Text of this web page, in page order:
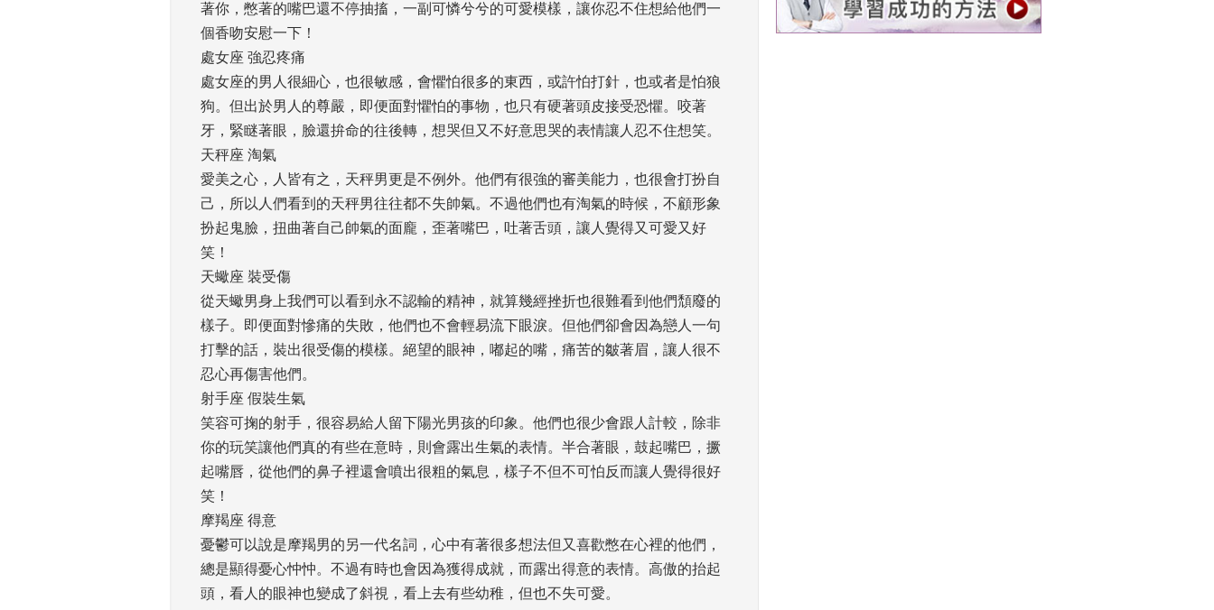
著你，憋著的嘴巴還不停抽搐，一副可憐兮兮的可愛模樣，讓你忍不住想給他們一
個香吻安慰一下！
處女座 強忍疼痛
處女座的男人很細心，也很敏感，會懼怕很多的東西，或許怕打針，也或者是怕狼
狗。但出於男人的尊嚴，即便面對懼怕的事物，也只有硬著頭皮接受恐懼。咬著
牙，緊瞇著眼，臉還拚命的往後轉，想哭但又不好意思哭的表情讓人忍不住想笑。
天秤座 淘氣
愛美之心，人皆有之，天秤男更是不例外。他們有很強的審美能力，也很會打扮自
己，所以人們看到的天秤男往往都不失帥氣。不過他們也有淘氣的時候，不顧形象
扮起鬼臉，扭曲著自己帥氣的面龐，歪著嘴巴，吐著舌頭，讓人覺得又可愛又好
笑！
天蠍座 裝受傷
從天蠍男身上我們可以看到永不認輸的精神，就算幾經挫折也很難看到他們頹廢的
樣子。即便面對慘痛的失敗，他們也不會輕易流下眼淚。但他們卻會因為戀人一句
打擊的話，裝出很受傷的模樣。絕望的眼神，嘟起的嘴，痛苦的皺著眉，讓人很不
忍心再傷害他們。
射手座 假裝生氣
笑容可掬的射手，很容易給人留下陽光男孩的印象。他們也很少會跟人計較，除非
你的玩笑讓他們真的有些在意時，則會露出生氣的表情。半合著眼，鼓起嘴巴，撅
起嘴唇，從他們的鼻子裡還會噴出很粗的氣息，樣子不但不可怕反而讓人覺得很好
笑！
摩羯座 得意
憂鬱可以說是摩羯男的另一代名詞，心中有著很多想法但又喜歡憋在心裡的他們，
總是顯得憂心忡忡。不過有時也會因為獲得成就，而露出得意的表情。高傲的抬起
頭，看人的眼神也變成了斜視，看上去有些幼稚，但也不失可愛。